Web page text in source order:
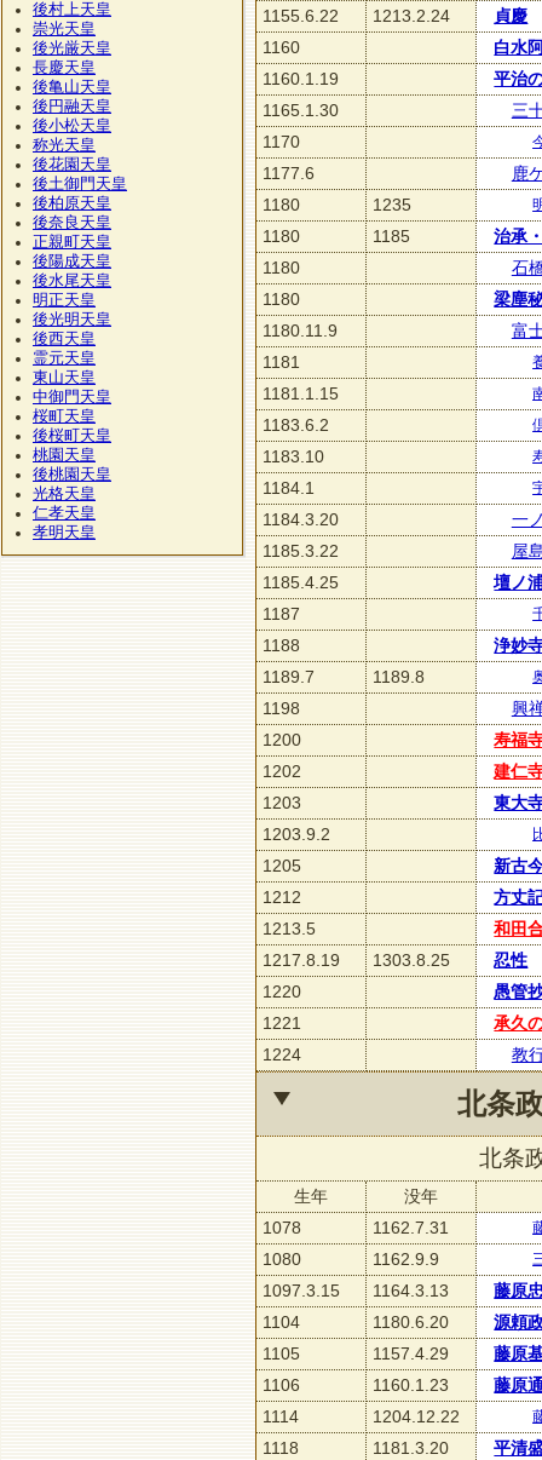
1155.6.22
1213.2.24
貞慶
1160
白水
1160.1.19
平治
1165.1.30
三
1170
1177.6
鹿
1180
1235
1180 1185
治承
1180
石
1180
梁塵
1180.11.9
富
1181
1181.1.15
1183.6.2
1183.10
1184.1
1184.3.20
一
1185.3.22
屋
1185.4.25
壇ノ
1187
1188
浄妙
1189.7
1189.8
1198
興
1200
寿福
1202
建仁
1203
東大
1203.9.2
1205
新古
1212
方丈
1213.5
和田
1217.8.19
1303.8.25
忍性
1220
愚管
1221
承久
1224
教
北条
北条
生年
没年
1078
1162.7.31
1080 1162.9.9
1097.3.15 1164.3.13
藤原
1104
1180.6.20
源頼
1105
1157.4.29
藤原
1106
1160.1.23
藤原
1114
1204.12.22
1118 1181.3.20 平清
後村上天皇
崇光天皇
後光厳天皇
長慶天皇
後亀山天皇
後円融天皇
後小松天皇
称光天皇
後花園天皇
後土御門天皇
後柏原天皇
後奈良天皇
正親町天皇
後陽成天皇
後水尾天皇
明正天皇
後光明天皇
後西天皇
霊元天皇
東山天皇
中御門天皇
桜町天皇
後桜町天皇
桃園天皇
後桃園天皇
光格天皇
仁孝天皇
孝明天皇